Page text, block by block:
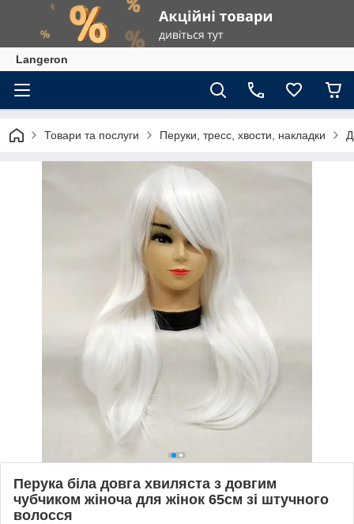
Langeron
Товари та послуги Перуки, тресс, хвости, накладки
Перука біла довга хвиляста з довгим
чубчиком жіноча для жінок 65см зі штучного
волосся